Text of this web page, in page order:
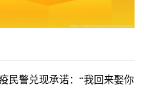
民警兑现承诺：“我回来娶你